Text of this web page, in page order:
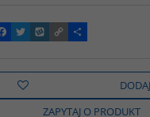
F
a
e
o
T
w
t
t
e
W
y
o
C
o
y
i
n
P
o
z
e
l
ZAPYTAJ O PRODUKT